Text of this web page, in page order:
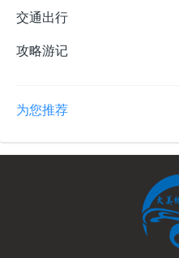
交通出行
攻略游记
为您推荐